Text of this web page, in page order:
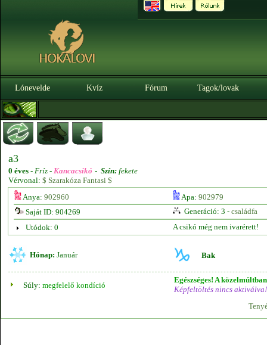
Lónevelde Kvíz Fórum Tagok/lovak
a3
0 éves - Fríz - Kancacsikó - Szín: fekete
Vérvonal: $ Szarakóza Fantasi $
Anya: 902960 Apa: 902979
Saját ID: 904269
Generáció: 3 - családfa
Utódok: 0
A csikó még nem ivarérett!
Hónap: Január Bak
Súly: megfelelő kondíció
Egészséges! A
Képfeltöltés nincs aktiválva!